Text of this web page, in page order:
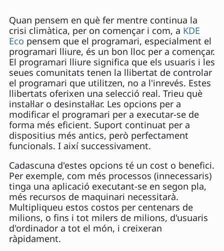
Quan pensem en què fer mentre continua la
crisi climàtica, per on començar i com, a KDE
Eco pensem que el programari, especialment el
programari lliure, és un bon lloc per a començar.
El programari lliure significa que els usuaris i les
seues comunitats tenen la llibertat de controlar
el programari que utilitzen, no a l'inrevés. Estes
llibertats oferixen una selecció real. Trieu què
instal·lar o desinstal·lar. Les opcions per a
modificar el programari per a executar-se de
forma més eficient. Suport continuat per a
dispositius més antics, però perfectament
funcionals. I així successivament.
Cadascuna d'estes opcions té un cost o benefici.
Per exemple, com més processos (innecessaris)
tinga una aplicació executant-se en segon pla,
més recursos de maquinari necessitarà.
Multipliqueu estos costos per centenars de
milions, o fins i tot milers de milions, d'usuaris
d'ordinador a tot el món, i creixeran
ràpidament.